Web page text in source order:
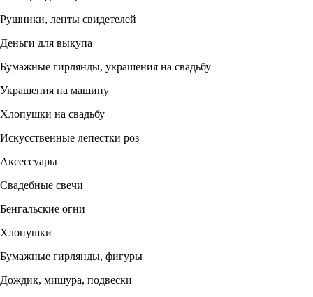
Рушники, ленты свидетелей
Деньги для выкупа
Бумажные гирлянды, украшения на свадьбу
Украшения на машину
Хлопушки на свадьбу
Искусственные лепестки роз
Аксессуары
Свадебные свечи
Бенгальские огни
Хлопушки
Бумажные гирлянды, фигуры
Дождик, мишура, подвески